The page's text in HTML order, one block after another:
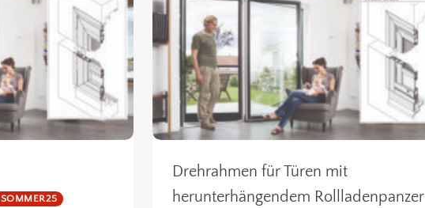
SOMMER25
Drehrahmen für Türen mit
herunterhängendem Rollladenpanzer